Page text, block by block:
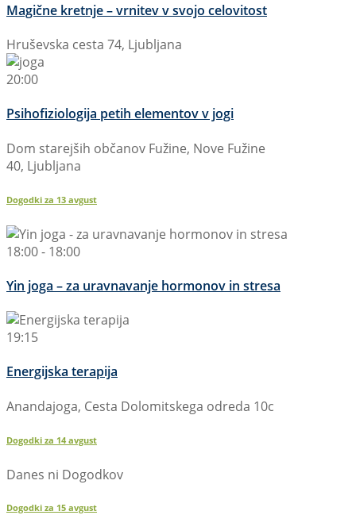
Magične kretnje – vrnitev v svojo celovitost
Hruševska cesta 74, Ljubljana
20:00
Psihofiziologija petih elementov v jogi
Dom starejših občanov Fužine, Nove Fužine
40, Ljubljana
Dogodki za 13 avgust
18:00 - 18:00
Yin joga – za uravnavanje hormonov in stresa
19:15
Energijska terapija
Anandajoga, Cesta Dolomitskega odreda 10c
Dogodki za 14 avgust
Danes ni Dogodkov
Dogodki za 15 avgust